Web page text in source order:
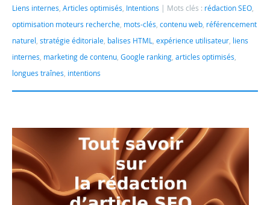
Liens internes, Articles optimisés, Intentions Mots clés : rédaction SEO,
optimisation moteurs recherche, mots-clés, contenu web, référencement
naturel , stratégie éditoriale, balises HTML, expérience utilisateur, liens
internes, marketing de contenu, Google ranking, articles optimisés,
longues traînes, intentions